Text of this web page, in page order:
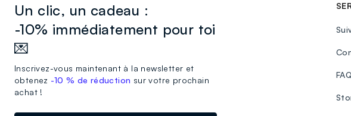
Un clic, un cadeau :
-10% immédiatement pour toi
💌
Inscrivez-vous maintenant à la newsletter et
obtenez -10 % de réduction sur votre prochain
achat !
FAQ